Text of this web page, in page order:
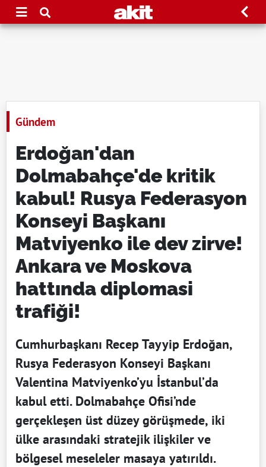
Gündem
Erdoğan'dan
Dolmabahçe'de kritik
kabul! Rusya Federasyon
Konseyi Başkanı
Matviyenko ile dev zirve!
Ankara ve Moskova
hattında diplomasi
trafiği!
Cumhurbaşkanı Recep Tayyip Erdoğan,
Rusya Federasyon Konseyi Başkanı
Valentina Matviyenko’yu İstanbul’da
kabul etti. Dolmabahçe Ofisi’nde
gerçekleşen üst düzey görüşmede, iki
ülke arasındaki stratejik ilişkiler ve
bölgesel meseleler masaya yatırıldı.